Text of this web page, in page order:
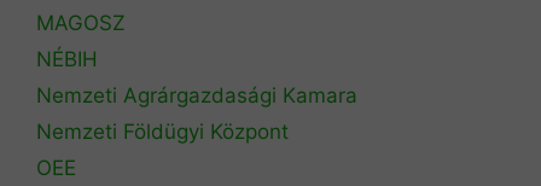
MAGOSZ
NÉBIH
Nemzeti Agrárgazdasági Kamara
Nemzeti Földügyi Központ
OEE